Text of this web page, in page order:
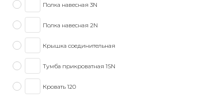
Полка навесная 3N
Полка навесная 2N
Крышка соединительная
Тумба прикроватная 1SN
Кровать 120